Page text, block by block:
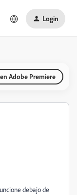
Login
Adobe Premiere
debajo de